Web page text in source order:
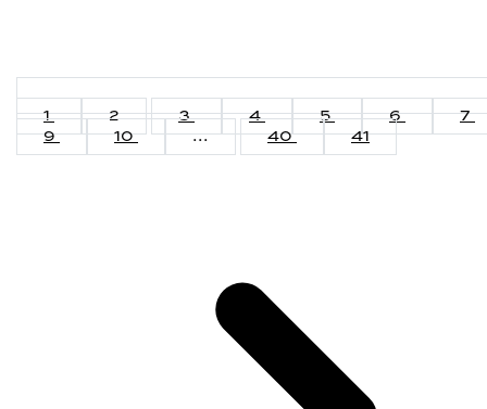
1 2 3 4 5 6
7
9
10 ... 40 41